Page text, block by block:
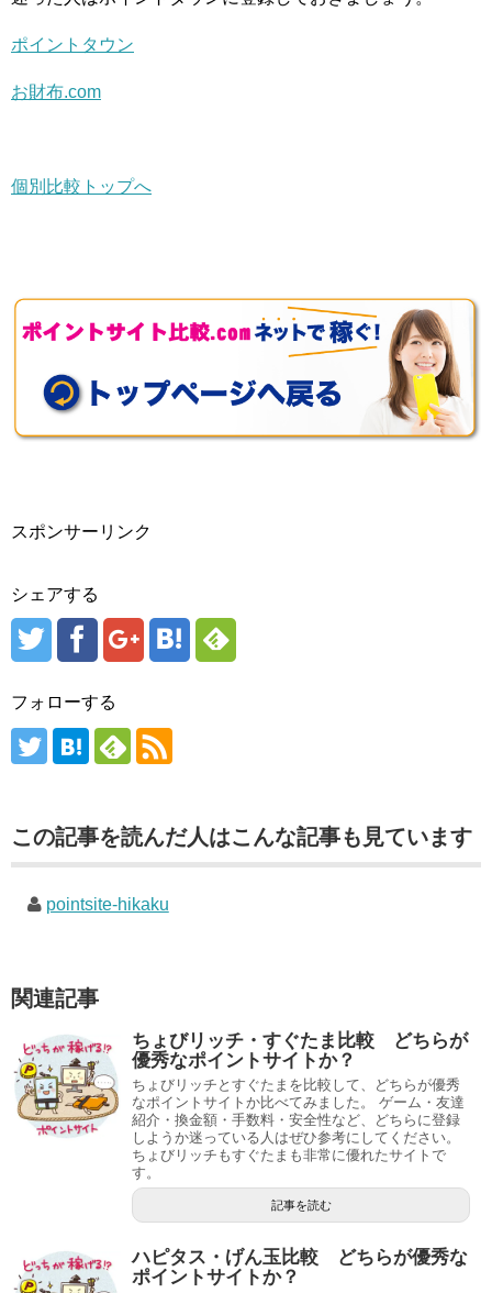
ポイントタウン
お財布.com
個別比較トップへ
スポンサーリンク
シェアする
フォローする
この記事を読んだ人はこんな記事も見ています
pointsite-hikaku
関連記事
ちょびリッチ・すぐたま比較 どちらが
優秀なポイントサイトか？
ちょびリッチとすぐたまを比較して、どちらが優秀
なポイントサイトか比べてみました。 ゲーム・友達
紹介・換金額・手数料・安全性など、どちらに登録
しようか迷っている人はぜひ参考にしてください。
ちょびリッチもすぐたまも非常に優れたサイトで
す。
記事を読む
ハピタス・げん玉比較 どちらが優秀な
ポイントサイトか？